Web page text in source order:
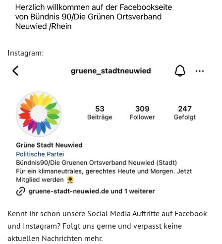
Instagram:
Kennt ihr schon unsere Social Media Auftritte auf Facebook
und Instagram? Folgt uns gerne und verpasst keine
aktuellen Nachrichten mehr.